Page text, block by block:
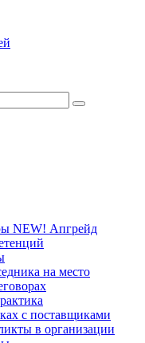
NEW! Апгрейд
на место
с поставщиками
в организации